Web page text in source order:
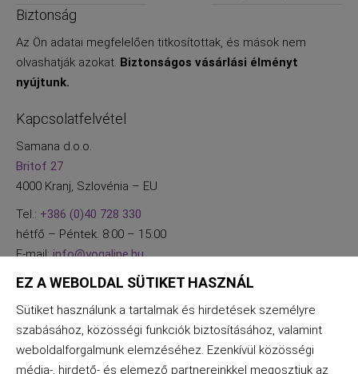
Biztonság
Az Ön adatai megfelelően titkosítottak, és mások nem
olvashatják azokat. Biztonságos vásárlási élményt
nyújtunk.
Kapcsolatfelvétel
Samana d.o.o.
Britof 27
4000 Kranj, Szlovénia – EU
Tel.: +386 (0)40 728 330
hétfő – Péntek. 8:00 – 15:00
E-mail:info@yogaline.hu
EZ A WEBOLDAL SÜTIKET HASZNÁL
Sütiket használunk a tartalmak és hirdetések személyre
szabásához, közösségi funkciók biztosításához, valamint
weboldalforgalmunk elemzéséhez. Ezenkívül közösségi
média-, hirdető- és elemező partnereinkkel megosztjuk az